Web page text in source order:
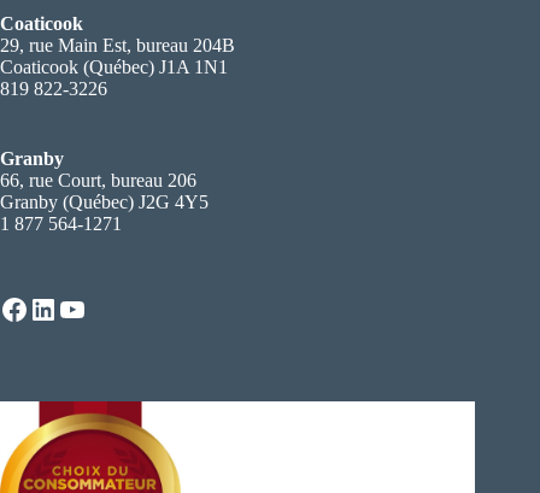
Coaticook
29, rue Main Est, bureau 204B
Coaticook (Québec) J1A 1N1
819 822-3226
Granby
66, rue Court, bureau 206
Granby (Québec) J2G 4Y5
1 877 564-1271
Facebook
LinkedIn
YouTube